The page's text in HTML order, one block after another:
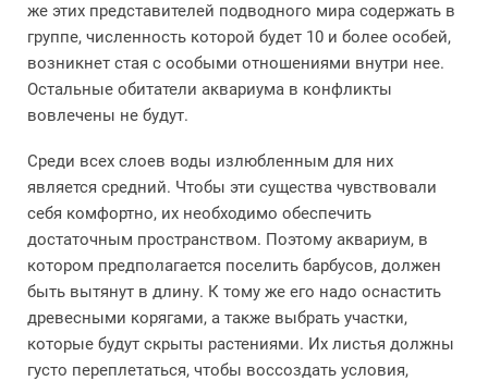
же этих представителей подводного мира содержать в
группе, численность которой будет 10 и более особей,
возникнет стая с особыми отношениями внутри нее.
Остальные обитатели аквариума в конфликты
вовлечены не будут.
Среди всех слоев воды излюбленным для них
является средний. Чтобы эти существа чувствовали
себя комфортно, их необходимо обеспечить
достаточным пространством. Поэтому аквариум, в
котором предполагается поселить барбусов, должен
быть вытянут в длину. К тому же его надо оснастить
древесными корягами, а также выбрать участки,
которые будут скрыты растениями. Их листья должны
густо переплетаться, чтобы воссоздать условия,